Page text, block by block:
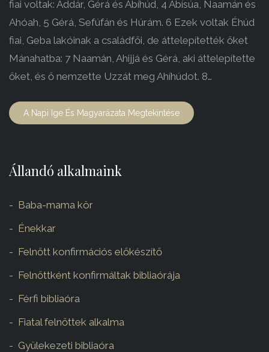
fiai voltak: Addár, Gérá és Abíhúd, 4 Abísúa, Naamán és
Ahóah, 5 Gérá, Sefúfán és Húrám. 6 Ezek voltak Éhúd
fiai, Geba lakóinak a családfői, de áttelepítették őket
Mánahatba: 7 Naamán, Ahijjá és Gérá, aki áttelepítette
őket, és ő nemzette Uzzát meg Ahíhúdot. 8…
A Napi Ige És Magyarázata Megtekintése
Állandó alkalmaink
Baba-mama kör
Énekkar
Felnőtt konfirmációs előkészítő
Felnőttként konfirmáltak bibliaórája
Férfi bibliaóra
Fiatal felnőttek alkalma
Gyülekezeti bibliaóra